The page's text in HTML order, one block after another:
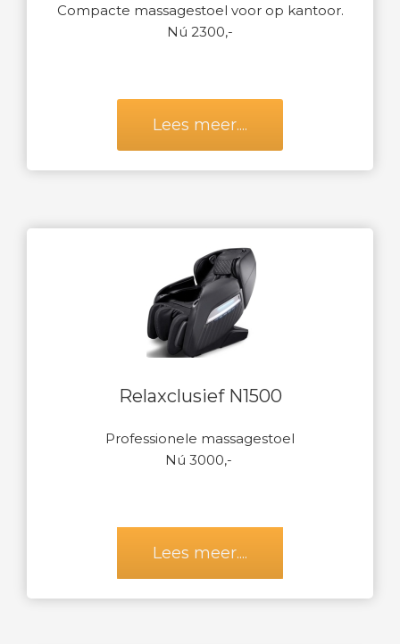
Compacte massagestoel voor op kantoor.
Nú 2300,-
Lees meer....
Relaxclusief N1500
Professionele massagestoel
Nú 3000,-
Lees meer....